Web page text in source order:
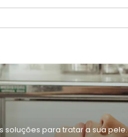
soluções para tratar a sua pele.